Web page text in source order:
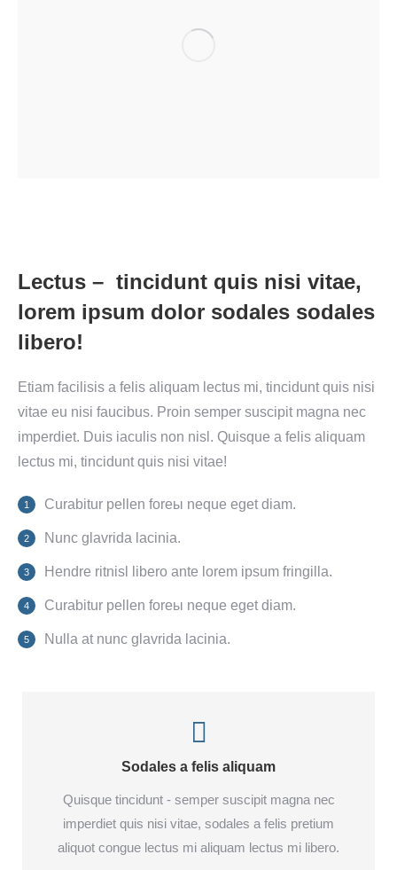
Lectus – tincidunt quis nisi vitae,
lorem ipsum dolor sodales sodales
libero!
Etiam facilisis a felis aliquam lectus mi, tincidunt quis nisi
vitae eu nisi faucibus. Proin semper suscipit magna nec
imperdiet. Duis iaculis non nisl. Quisque a felis aliquam
lectus mi, tincidunt quis nisi vitae!
Curabitur pellen foreы neque eget diam.
Nunc glavrida lacinia.
Hendre ritnisl libero ante lorem ipsum fringilla.
Curabitur pellen foreы neque eget diam.
Nulla at nunc glavrida lacinia.
Sodales a felis aliquam
Quisque tincidunt - semper suscipit magna nec
imperdiet quis nisi vitae, sodales a felis pretium
aliquot congue lectus mi aliquam lectus mi libero.